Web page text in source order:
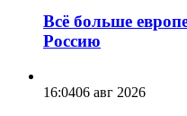
Всё больше
Россию
16:0406 авг 2026